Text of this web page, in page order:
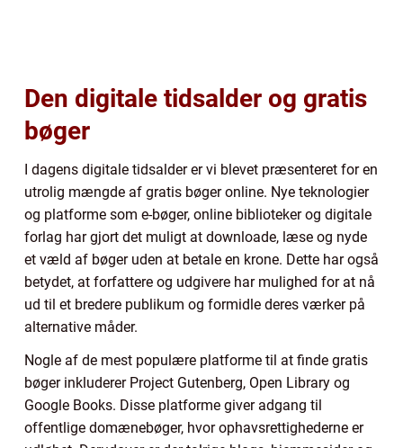
Den digitale tidsalder og gratis
bøger
I dagens digitale tidsalder er vi blevet præsenteret for en
utrolig mængde af gratis bøger online. Nye teknologier
og platforme som e-bøger, online biblioteker og digitale
forlag har gjort det muligt at downloade, læse og nyde
et væld af bøger uden at betale en krone. Dette har også
betydet, at forfattere og udgivere har mulighed for at nå
ud til et bredere publikum og formidle deres værker på
alternative måder.
Nogle af de mest populære platforme til at finde gratis
bøger inkluderer Project Gutenberg, Open Library og
Google Books. Disse platforme giver adgang til
offentlige domænebøger, hvor ophavsrettighederne er